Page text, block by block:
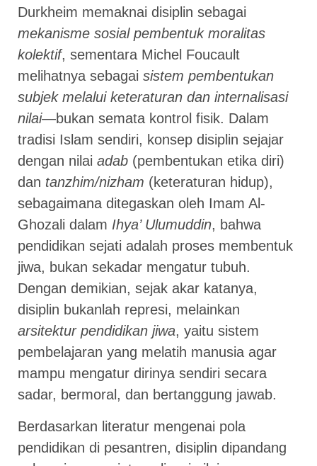
Durkheim memaknai disiplin sebagai
mekanisme sosial pembentuk moralitas
kolektif, sementara Michel Foucault
melihatnya sebagai sistem pembentukan
subjek melalui keteraturan dan internalisasi
nilai—bukan semata kontrol fisik. Dalam
tradisi Islam sendiri, konsep disiplin sejajar
dengan nilai adab (pembentukan etika diri)
dan tanzhim/nizham (keteraturan hidup),
sebagaimana ditegaskan oleh Imam Al-
Ghozali dalam Ihya’ Ulumuddin, bahwa
pendidikan sejati adalah proses membentuk
jiwa, bukan sekadar mengatur tubuh.
Dengan demikian, sejak akar katanya,
disiplin bukanlah represi, melainkan
arsitektur pendidikan jiwa, yaitu sistem
pembelajaran yang melatih manusia agar
mampu mengatur dirinya sendiri secara
sadar, bermoral, dan bertanggung jawab.
Berdasarkan literatur mengenai pola
pendidikan di pesantren, disiplin dipandang